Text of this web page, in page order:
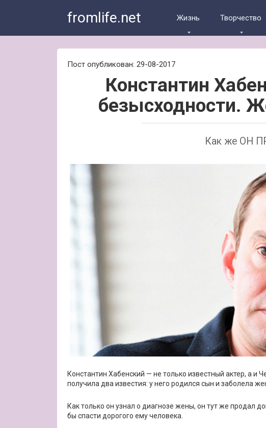
fromlife.net Жизнь Творчество
Пост опубликован: 29-08-2017
Константин
безысходности.
Как же ОН
Константин Хабенский — не только известный актер, а и
получила два известия: у него родился сын и заболела
Как только он узнал о диагнозе жены, он тут же продал
бы спасти дорогого ему человека.